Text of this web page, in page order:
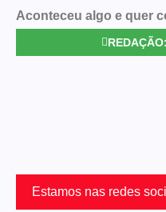
Aconteceu algo e quer
Estamos nas redes